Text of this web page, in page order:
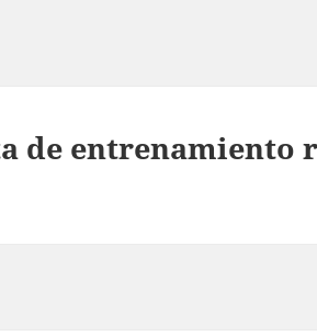
de entrenamiento